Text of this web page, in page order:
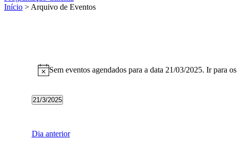
Início > Arquivo de Eventos
for
AvisoSem eventos agendados para a data 21/03/2025. Ir para os
21/3/2025
Dia anterior